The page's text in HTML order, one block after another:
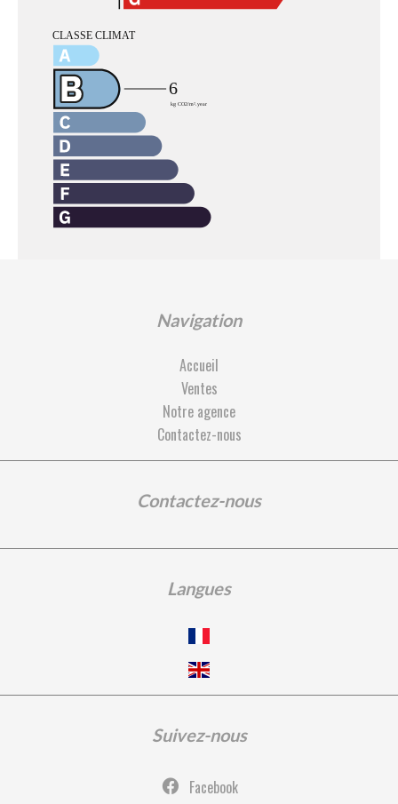
Navigation
Accueil
Ventes
Notre agence
Contactez-nous
Contactez-nous
Langues
Suivez-nous
Facebook